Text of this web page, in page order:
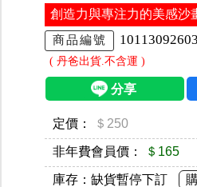
創造力與專注力的美感沙
商品編號 10113092603
( 丹爸出貨.不含運 )
定價： ＄250
非年費會員價： ＄165
庫存： 缺貨暫停下訂